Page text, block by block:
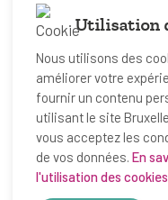
Utilisation
Nous utilisons des
améliorer votre
fournir un contenu
utilisant le site
vous acceptez les
de vos données. En
l'utilisation des cookies